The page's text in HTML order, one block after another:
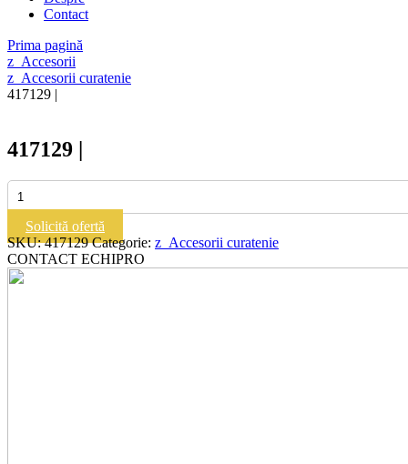
Contact
Prima pagină
z_Accesorii
z_Accesorii curatenie
417129 |
417129 |
Cantitate
417129
Solicită ofertă
SKU:417129 Categorie: z_Accesorii curatenie
CONTACT ECHIPRO